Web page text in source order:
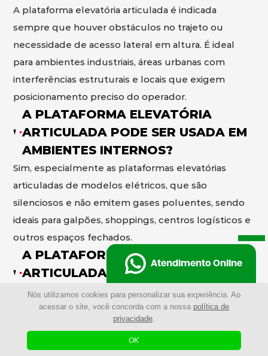
Nós utilizamos cookies para personalizar sua experiência. Ao
acessar o site, você concorda com a nossa política de
privacidade.
OK
A plataforma elevatória articulada é indicada
sempre que houver obstáculos no trajeto ou
necessidade de acesso lateral em altura. É ideal
para ambientes industriais, áreas urbanas com
interferências estruturais e locais que exigem
posicionamento preciso do operador.
A PLATAFORMA ELEVATÓRIA
ARTICULADA PODE SER USADA EM
AMBIENTES INTERNOS?
Sim, especialmente as plataformas elevatórias
articuladas de modelos elétricos, que são
silenciosos e não emitem gases poluentes, sendo
ideais para galpões, shoppings, centros logísticos e
outros espaços fechados.
A PLATAFORMA ELEVATÓRIA
ARTICULADA PODE SER USADA EM
AMBIENTES EXTERNOS?
Sim, existem as plataformas elevatórias articuladas
de modelos a diesel desenvolvidos para operar em
ambientes externos, com maior potência e
Atendimento Online